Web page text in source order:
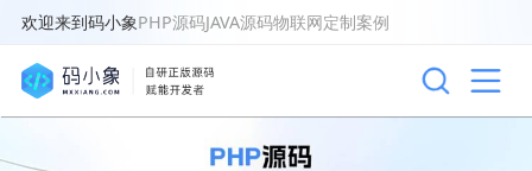
欢迎来到码小象PHP源码JAVA源码物联网定制案例